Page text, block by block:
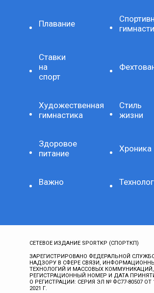
Плавание
Ставки
на
спорт
Художественная
гимнастика
Стиль
жизни
Здоровое
питание
Хроника
Важно
СЕТЕВОЕ ИЗДАНИЕ SPORTKP (СПОРТКП)
ЗАРЕГИСТРИРОВАНО ФЕДЕРАЛЬНОЙ
НАДЗОРУ В СФЕРЕ СВЯЗИ,
ТЕХНОЛОГИЙ И МАССОВЫХ КОММУНИКАЦИЙ,
РЕГИСТРАЦИОННЫЙ НОМЕР И ДАТА
О РЕГИСТРАЦИИ: СЕРИЯ ЭЛ № ФС77-80507 ОТ
2021 Г.